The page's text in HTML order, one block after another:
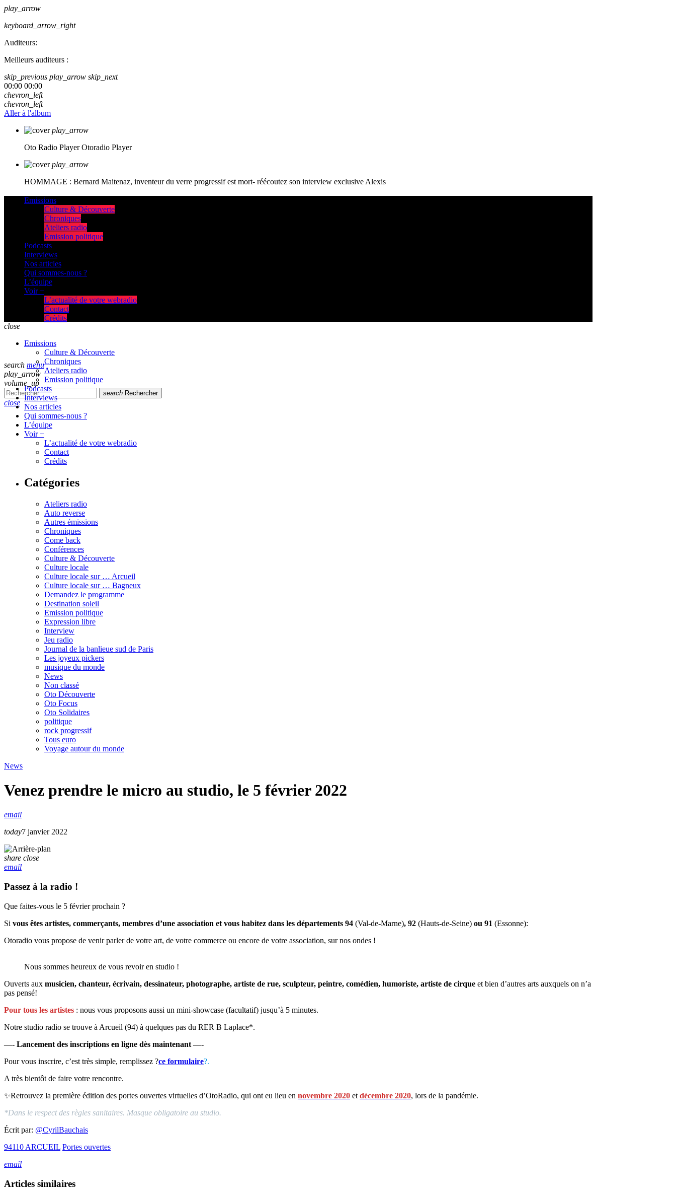
play_arrow
keyboard_arrow_right
Auditeurs:
Meilleurs auditeurs :
skip_previous play_arrow skip_next
00:00 00:00
chevron_left
chevron_left
Aller à l'album
play_arrow
Oto Radio Player Otoradio Player
play_arrow
HOMMAGE : Bernard Maitenaz, inventeur du verre progressif est mort- réécoutez son interview exclusive Alexis
Emissions
Culture & Découverte
Chroniques
Ateliers radio
Emission politique
Podcasts
Interviews
Nos articles
Qui sommes-nous ?
L’équipe
Voir +
L’actualité de votre webradio
Contact
Crédits
search menu
play_arrow
volume_up
search Rechercher
close
close
Emissions
Culture & Découverte
Chroniques
Ateliers radio
Emission politique
Podcasts
Interviews
Nos articles
Qui sommes-nous ?
L’équipe
Voir +
L’actualité de votre webradio
Contact
Crédits
Catégories
Ateliers radio
Auto reverse
Autres émissions
Chroniques
Come back
Conférences
Culture & Découverte
Culture locale
Culture locale sur … Arcueil
Culture locale sur … Bagneux
Demandez le programme
Destination soleil
Emission politique
Expression libre
Interview
Jeu radio
Journal de la banlieue sud de Paris
Les joyeux pickers
musique du monde
News
Non classé
Oto Découverte
Oto Focus
Oto Solidaires
politique
rock progressif
Tous euro
Voyage autour du monde
News
Venez prendre le micro au studio, le 5 février 2022
email
today7 janvier 2022
share close
email
Passez à la radio !
Que faites-vous le 5 février prochain ?
Si vous êtes artistes, commerçants, membres d’une association et vous habitez dans les départements 94 (Val-de-Marne), 92 (Hauts-de-Seine) ou 91 (Essonne):
Otoradio vous propose de venir parler de votre art, de votre commerce ou encore de votre association, sur nos ondes !
Nous sommes heureux de vous revoir en studio !
Ouverts aux musicien, chanteur, écrivain, dessinateur, photographe, artiste de rue, sculpteur, peintre, comédien, humoriste, artiste de cirque et bien d’autres arts auxquels on n’a
pas pensé!
Pour tous les artistes : nous vous proposons aussi un mini-showcase (facultatif) jusqu’à 5 minutes.
Notre studio radio se trouve à Arcueil (94) à quelques pas du RER B Laplace*.
—- Lancement des inscriptions en ligne dès maintenant —-
Pour vous inscrire, c’est très simple, remplissez ?ce formulaire?.
A très bientôt de faire votre rencontre.
✨Retrouvez la première édition des portes ouvertes virtuelles d’OtoRadio, qui ont eu lieu en novembre 2020 et décembre 2020, lors de la pandémie.
*Dans le respect des règles sanitaires. Masque obligatoire au studio.
Écrit par: @CyrilBauchais
94110 ARCUEIL Portes ouvertes
email
Articles similaires